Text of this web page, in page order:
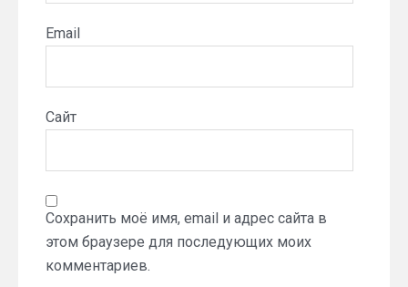
Email
Сайт
Сохранить моё имя, email и адрес сайта в
этом браузере для последующих моих
комментариев.